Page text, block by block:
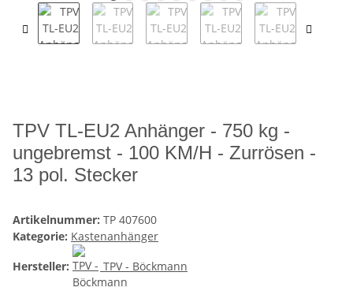
TPV TL-EU2 Anhänger - 750 kg -
ungebremst - 100 KM/H - Zurrösen -
13 pol. Stecker
Artikelnummer: TP 407600
Kategorie: Kastenanhänger
Hersteller:
TPV - Böckmann